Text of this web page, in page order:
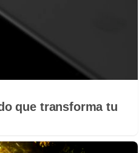
que transforma tu